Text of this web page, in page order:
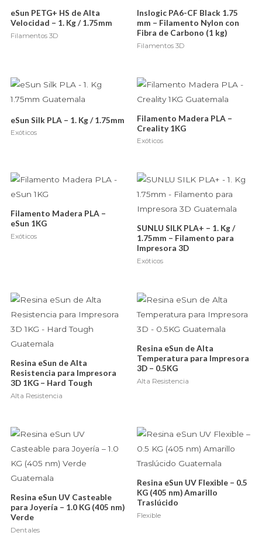
eSun PETG+ HS de Alta
Velocidad – 1. Kg / 1.75mm
Filamentos 3D
Inslogic PA6-CF Black 1.75
mm – Filamento Nylon con
Fibra de Carbono (1 kg)
Filamentos 3D
eSun Silk PLA – 1. Kg / 1.75mm
Exóticos
Filamento Madera PLA –
Creality 1KG
Exóticos
Filamento Madera PLA –
eSun 1KG
Exóticos
SUNLU SILK PLA+ – 1. Kg /
1.75mm – Filamento para
Impresora 3D
Exóticos
Resina eSun de Alta
Resistencia para Impresora
3D 1KG – Hard Tough
Alta Resistencia
Resina eSun de Alta
Temperatura para Impresora
3D – 0.5KG
Alta Resistencia
Resina eSun UV Casteable
para Joyería – 1.0 KG (405 nm)
Verde
Dentales
Resina eSun UV Flexible – 0.5
KG (405 nm) Amarillo
Traslúcido
Flexible